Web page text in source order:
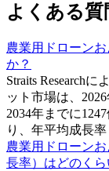
よくある質
農業用ドローン
か？
Straits Research
ット市場は、
2034年までに
り、年平均成長率
農業用ドローン
長率）はどのくら